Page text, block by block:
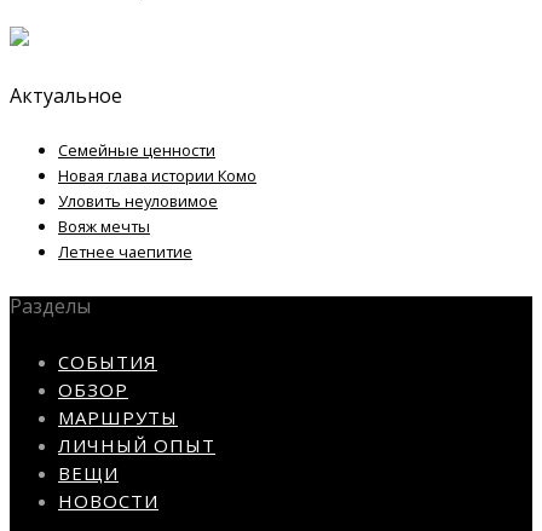
Актуальное
Семейные ценности
Новая глава истории Комо
Уловить неуловимое
Вояж мечты
Летнее чаепитие
Разделы
СОБЫТИЯ
ОБЗОР
МАРШРУТЫ
ЛИЧНЫЙ ОПЫТ
ВЕЩИ
НОВОСТИ